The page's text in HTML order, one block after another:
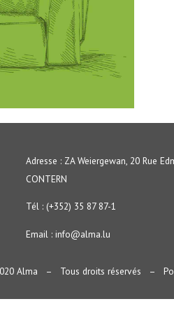
Adresse : ZA Weiergewan, 20 Rue
CONTERN
Tél : (+352) 35 87 87-1
Email :info@alma.lu
Alma – Tous droits réservés –